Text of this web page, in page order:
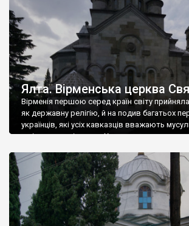
Ялта. Вірменська церква
Вірменія першою серед країн світу
як державну релігію, й на подив багатьох
українців, які усіх кавказців вважають
є відданими вірянами Христа